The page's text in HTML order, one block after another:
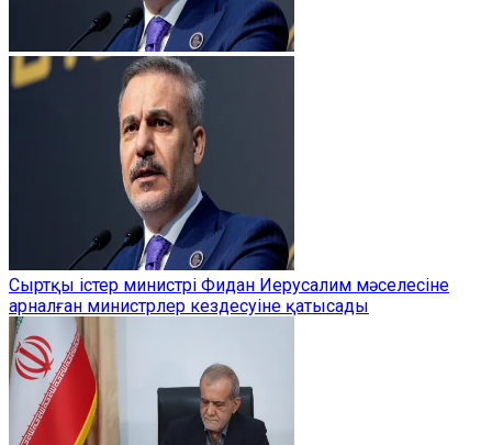
Сыртқы істер министрі Фидан Иерусалим мәселесіне
арналған министрлер кездесуіне қатысады